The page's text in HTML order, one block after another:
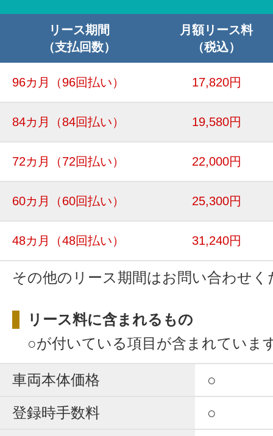
リース期間
（支払回数）
月額リース料
（税込）
96カ月 （96回払い） 17,820円
84カ月 （84回払い） 19,580円
72カ月 （72回払い） 22,000円
60カ月 （60回払い） 25,300円
48カ月 （48回払い） 31,240円
その他のリース期間はお問い合わせく
リース料に含まれるもの
○が付いている項目が含まれていま
車両本体価格
○
登録時手数料
○